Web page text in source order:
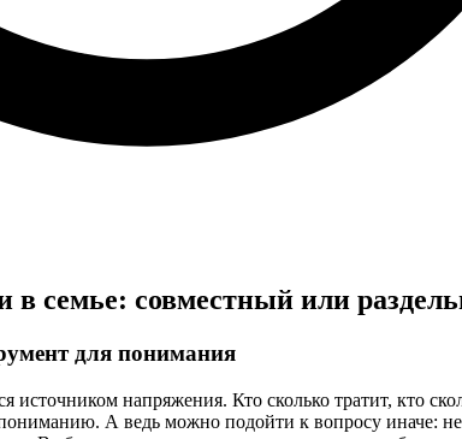
в семье: совместный или
для понимания
напряжения. Кто сколько тратит, кто
А ведь можно подойти к вопросу иначе: